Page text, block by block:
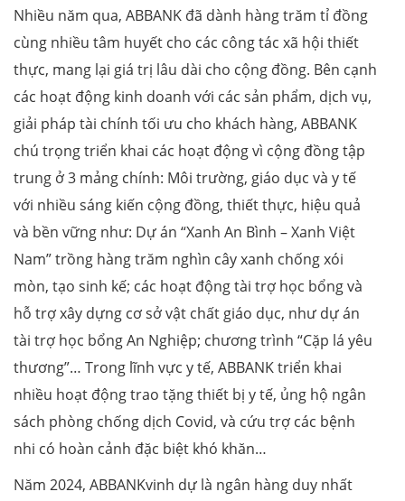
Nhiều năm qua, ABBANK đã dành hàng trăm tỉ đồng
cùng nhiều tâm huyết cho các công tác xã hội thiết
thực, mang lại giá trị lâu dài cho cộng đồng. Bên cạnh
các hoạt động kinh doanh với các sản phẩm, dịch vụ,
giải pháp tài chính tối ưu cho khách hàng, ABBANK
chú trọng triển khai các hoạt động vì cộng đồng tập
trung ở 3 mảng chính: Môi trường, giáo dục và y tế
với nhiều sáng kiến cộng đồng, thiết thực, hiệu quả
và bền vững như: Dự án “Xanh An Bình – Xanh Việt
Nam” trồng hàng trăm nghìn cây xanh chống xói
mòn, tạo sinh kế; các hoạt động tài trợ học bổng và
hỗ trợ xây dựng cơ sở vật chất giáo dục, như dự án
tài trợ học bổng An Nghiệp; chương trình “Cặp lá yêu
thương”… Trong lĩnh vực y tế, ABBANK triển khai
nhiều hoạt động trao tặng thiết bị y tế, ủng hộ ngân
sách phòng chống dịch Covid, và cứu trợ các bệnh
nhi có hoàn cảnh đặc biệt khó khăn…
Năm 2024, ABBANKvinh dự là ngân hàng duy nhất